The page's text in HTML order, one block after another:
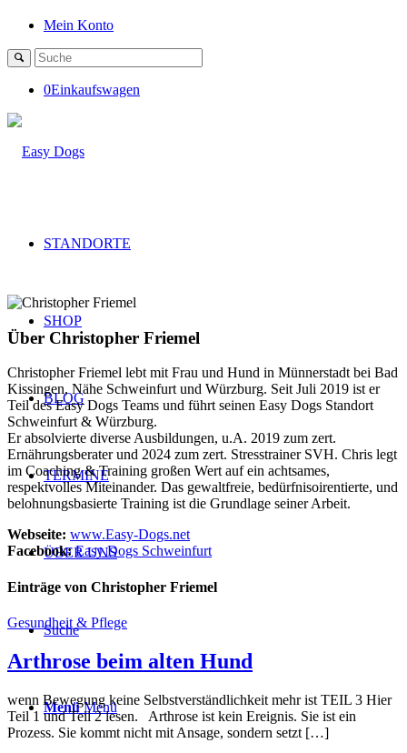
Mein Konto
0Einkaufswagen
STANDORTE
SHOP
BLOG
TERMINE
ÜBER UNS
Suche
Menü Menü
Über Christopher Friemel
Christopher Friemel lebt mit Frau und Hund in Münnerstadt bei Bad
Kissingen, Nähe Schweinfurt und Würzburg. Seit Juli 2019 ist er
Teil des Easy Dogs Teams und führt seinen Easy Dogs Standort
Schweinfurt & Würzburg.
Er absolvierte diverse Ausbildungen, u.A. 2019 zum zert.
Ernährungsberater und 2024 zum zert. Stresstrainer SVH. Chris legt
im Coaching & Training großen Wert auf ein achtsames,
respektvolles Miteinander. Das gewaltfreie, bedürfnisoirentierte, und
belohnungsbasierte Training ist die Grundlage seiner Arbeit.
Webseite: www.Easy-Dogs.net
Facebook:Easy Dogs Schweinfurt
Einträge von Christopher Friemel
Gesundheit & Pflege
Arthrose beim alten Hund
wenn Bewegung keine Selbstverständlichkeit mehr ist TEIL 3 Hier
Teil 1 und Teil 2 lesen. Arthrose ist kein Ereignis. Sie ist ein
Prozess. Sie kommt nicht mit Ansage, sondern setzt […]